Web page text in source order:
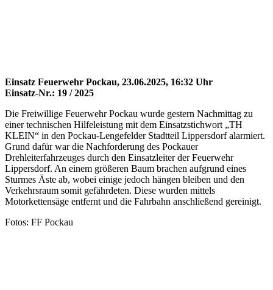
Einsatz Feuerwehr Pockau, 23.06.2025, 16:32 Uhr
Einsatz-Nr.: 19 / 2025
Die Freiwillige Feuerwehr Pockau wurde gestern Nachmittag zu
einer technischen Hilfeleistung mit dem Einsatzstichwort „TH
KLEIN“ in den Pockau-Lengefelder Stadtteil Lippersdorf alarmiert.
Grund dafür war die Nachforderung des Pockauer
Drehleiterfahrzeuges durch den Einsatzleiter der Feuerwehr
Lippersdorf. An einem größeren Baum brachen aufgrund eines
Sturmes Äste ab, wobei einige jedoch hängen bleiben und den
Verkehrsraum somit gefährdeten. Diese wurden mittels
Motorkettensäge entfernt und die Fahrbahn anschließend gereinigt.
Fotos: FF Pockau